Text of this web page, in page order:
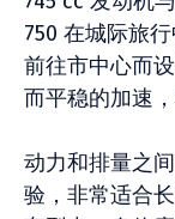
750 在城际旅
前往市中心而
而平稳的加速
动力和排量之
验，非常适合